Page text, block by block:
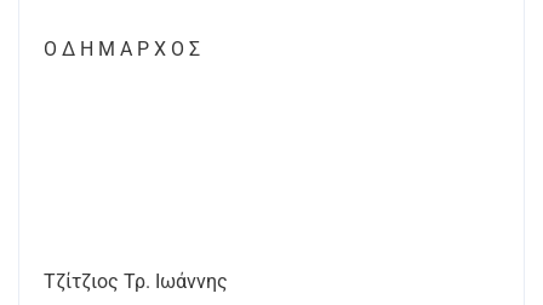
Ο Δ Η Μ Α Ρ Χ Ο Σ
Τζίτζιος Τρ. Ιωάννης